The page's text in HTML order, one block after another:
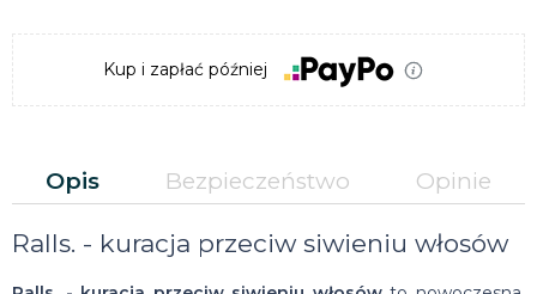
Kup i zapłać później
Opis Bezpieczeństwo Opinie
Ralls. - kuracja przeciw siwieniu włosów